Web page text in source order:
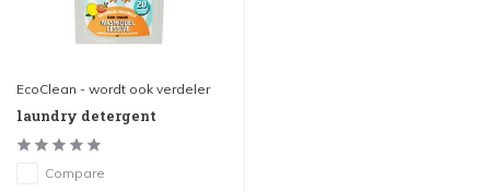
EcoClean - wordt ook verdeler
laundry detergent
Compare